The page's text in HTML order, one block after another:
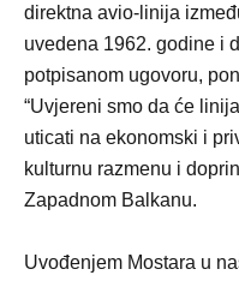
direktna avio-linija
uvedena 1962. godine i
potpisanom ugovoru,
“Uvjereni smo da će
uticati na ekonomski i
kulturnu razmenu i
Zapadnom Balkanu.
Uvođenjem Mostara u